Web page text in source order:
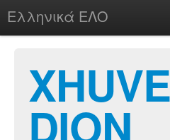
Ελληνικά ΕΛΟ
chesstu.be @ discord
DION